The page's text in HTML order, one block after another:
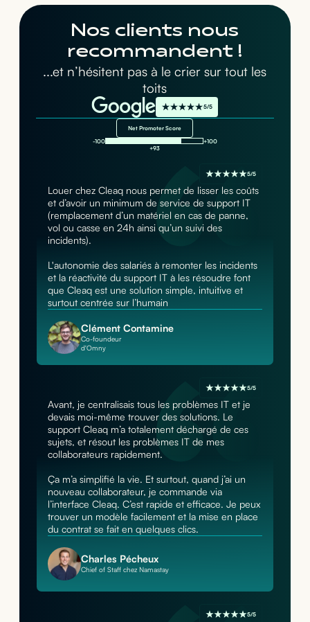
Nos clients nous
recommandent !
...et n’hésitent pas à le crier sur tout les
toits
5/5
Net Promoter Score
-100
+100
+93
5/5
Louer chez Cleaq nous permet de lisser les coûts
et d’avoir un minimum de service de support IT
(remplacement d’un matériel en cas de panne,
vol ou casse en 24h ainsi qu’un suivi des
incidents).
L'autonomie des salariés à remonter les incidents
et la réactivité du support IT à les résoudre font
que Cleaq est une solution simple, intuitive et
surtout centrée sur l’humain
Clément Contamine
Co-foundeur
d'Omny
5/5
Avant, je centralisais tous les problèmes IT et je
devais moi-même trouver des solutions. Le
support Cleaq m’a totalement déchargé de ces
sujets, et résout les problèmes IT de mes
collaborateurs rapidement.
Ça m’a simplifié la vie. Et surtout, quand j’ai un
nouveau collaborateur, je commande via
l’interface Cleaq. C’est rapide et efficace. Je peux
trouver un modèle facilement et la mise en place
du contrat se fait en quelques clics.
Charles Pécheux
Chief of Staff chez Namastay
5/5